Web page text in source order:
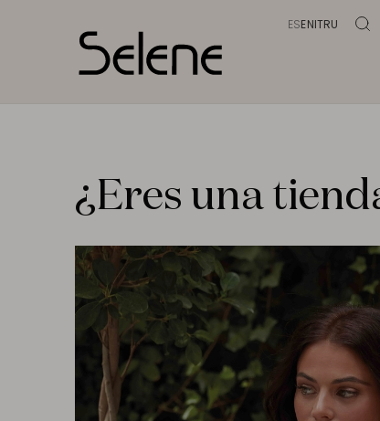
ESENITRU
¿Eres una